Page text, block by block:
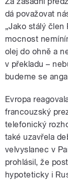
dá považovat
„Jako stálý člen
mocnost
olej do ohně a
v překladu –
budeme se
Evropa
francouzský
telefonický
také uzavřela
velvyslanec v
prohlásil, že
hypoteticky i